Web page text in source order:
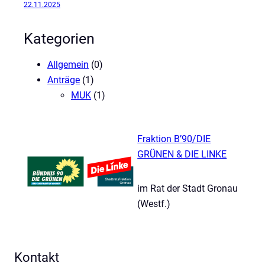
e
u
e
r
w
s
v
o
22.11.2025
Kategorien
Allgemein (0)
Anträge (1)
MUK (1)
Fraktion B’90/DIE
GRÜNEN & DIE LINKE
im Rat der Stadt Gronau
(Westf.)
Kontakt